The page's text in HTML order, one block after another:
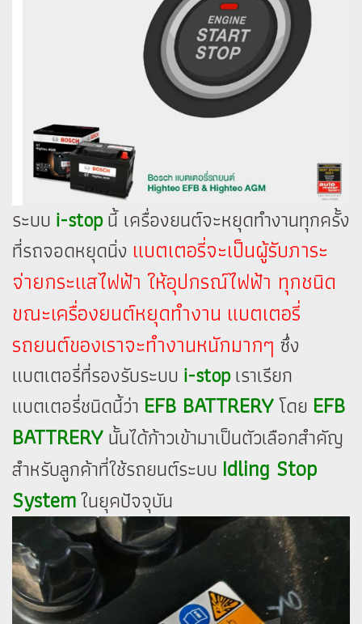
ระบบ i-stopนี้ เครื่องยนต์จะหยุดทำงานทุกครั้ง
ที่รถจอดหยุดนิ่ง แบตเตอรี่จะเป็นผู้รับภาระ
จ่ายกระแสไฟฟ้า ให้อุปกรณ์ไฟฟ้า ทุกชนิด
ขณะเครื่องยนต์หยุดทำงาน แบตเตอรี่
รถยนต์ของเราจะทำงานหนักมากๆ ซึ่ง
แบตเตอรี่ที่รองรับระบบ i-stopเราเรียก
แบตเตอรี่ชนิดนี้ว่า EFB BATTRERYโดย EFB
BATTRERYนั้นได้ก้าวเข้ามาเป็นตัวเลือกสำคัญ
สำหรับลูกค้าที่ใช้รถยนต์ระบบ Idling Stop
Systemในยุคปัจจุบัน